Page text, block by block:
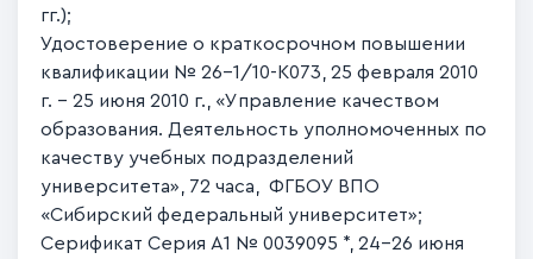
гг.);
Удостоверение о краткосрочном повышении
квалификации № 26-1/10-К073, 25 февраля 2010
г. - 25 июня 2010 г., «Управление качеством
образования. Деятельность уполномоченных по
качеству учебных подразделений
университета», 72 часа, ФГБОУ ВПО
«Сибирский федеральный университет»;
Серификат Серия А1 № 0039095 *, 24-26 июня